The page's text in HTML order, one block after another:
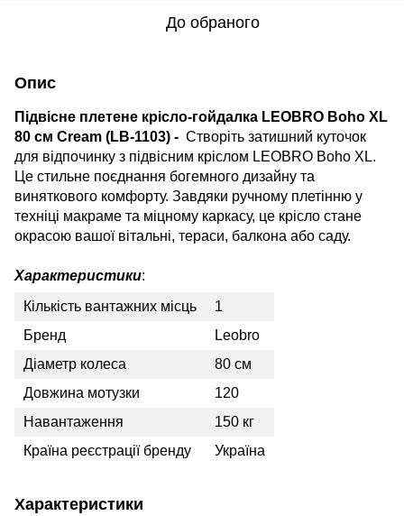
До обраного
Опис
Підвісне плетене крісло-гойдалка LEOBRO Boho XL
80 см Cream (LB-1103) - Створіть затишний куточок
для відпочинку з підвісним кріслом LEOBRO Boho XL.
Це стильне поєднання богемного дизайну та
виняткового комфорту. Завдяки ручному плетінню у
техніці макраме та міцному каркасу, це крісло стане
окрасою вашої вітальні, тераси, балкона або саду.
Характеристики:
Кількість вантажних місць
1
Бренд
Leobro
Діаметр колеса
80 см
Довжина мотузки
120
Навантаження
150 кг
Країна реєстрації бренду
Україна
Характеристики